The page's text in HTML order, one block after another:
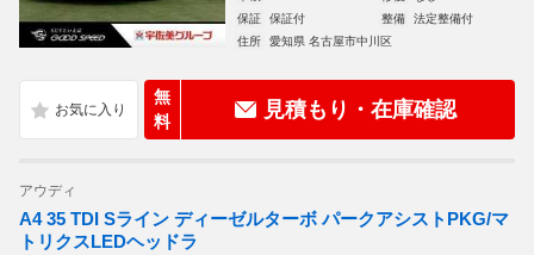
保証
保証付 整備
法定整備付
住所
愛知県 名古屋市中川区
無
料
見積もり・在庫確認
アウディ
A4 35 TDI Sライン ディーゼルターボ パークアシストPKG/マ
トリクスLEDヘッドラ